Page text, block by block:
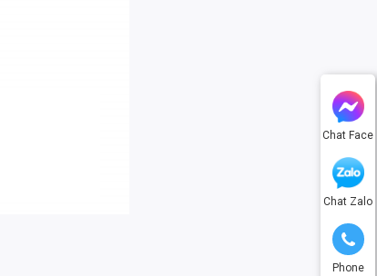
Chat Face
Chat Zalo
Phone